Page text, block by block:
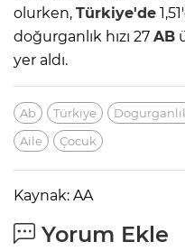
olurken, Türkiye'de
doğurganlık hızı 27 AB
yer aldı.
Ab Türkiye
Aile
Çocuk
Kaynak: AA
Yorum Ekle